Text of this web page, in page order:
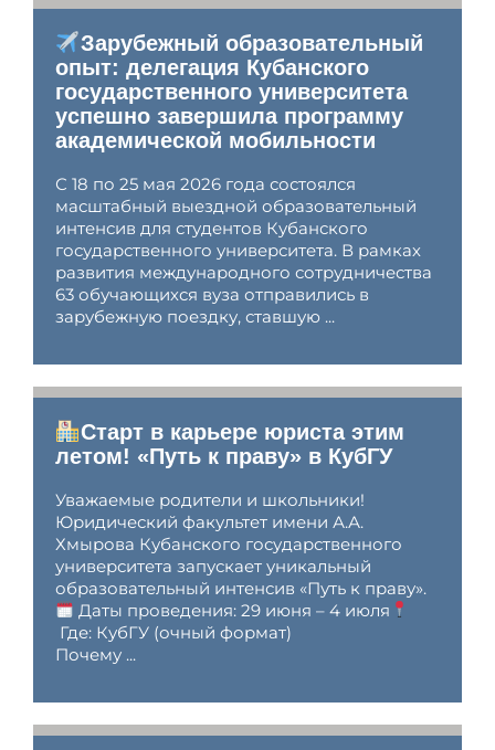
Зарубежный образовательный
опыт: делегация Кубанского
государственного университета
успешно завершила программу
академической мобильности
С 18 по 25 мая 2026 года состоялся
масштабный выездной образовательный
интенсив для студентов Кубанского
государственного университета. В рамках
развития международного сотрудничества
63 обучающихся вуза отправились в
зарубежную поездку, ставшую ...
Старт в карьере юриста этим
летом! «Путь к праву» в КубГУ
Уважаемые родители и школьники!
Юридический факультет имени А.А.
Хмырова Кубанского государственного
университета запускает уникальный
образовательный интенсив «Путь к праву».
Даты проведения: 29 июня – 4 июля
Где: КубГУ (очный формат)
Почему ...